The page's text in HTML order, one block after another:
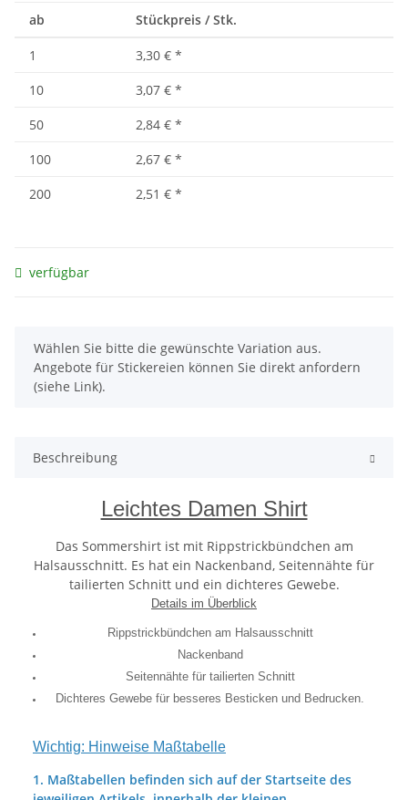
ab Stückpreis / Stk.
1 3,30 € *
10
3,07 € *
50
2,84 € *
100
2,67 € *
200
2,51 € *
verfügbar
x
Wählen Sie bitte die gewünschte Variation aus.
Angebote für Stickereien können Sie direkt anfordern
(siehe Link).
Beschreibung
Leichtes Damen Shirt
Das Sommershirt ist mit Rippstrickbündchen am
Halsausschnitt. Es hat ein Nackenband, Seitennähte für
tailierten Schnitt und ein dichteres Gewebe.
Details im Überblick
Rippstrickbündchen am Halsausschnitt
Nackenband
Seitennähte für tailierten Schnitt
Dichteres Gewebe für besseres Besticken und Bedrucken.
Wichtig: Hinweise Maßtabelle
1. Maßtabellen befinden sich auf der Startseite des